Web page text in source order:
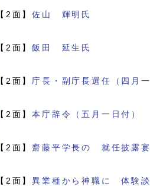
【2面】佐山 輝明氏
【2面】飯田 延生氏
【2面】 庁長・副庁長選任（四月一
【2面】本庁辞令（五月一日付）
【2面】齋藤平学長の 就任披露
【2面】異業種から神職に 体験